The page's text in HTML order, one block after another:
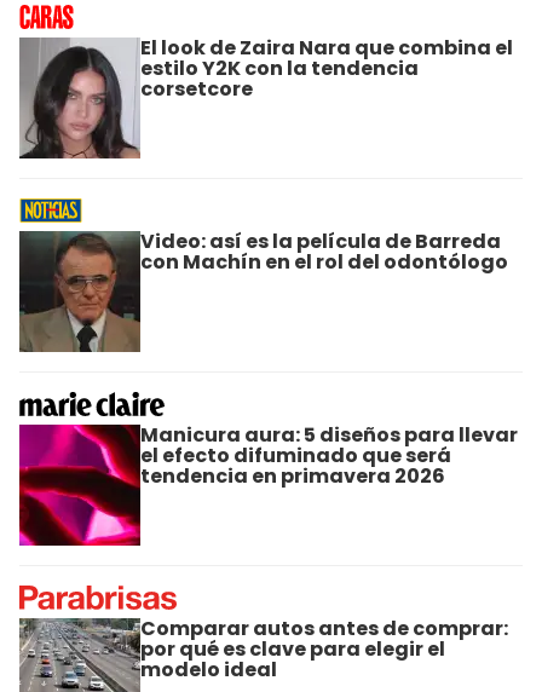
El look de Zaira Nara que combina el
estilo Y2K con la tendencia
corsetcore
Video: así es la película de Barreda
con Machín en el rol del odontólogo
Manicura aura: 5 diseños para llevar
el efecto difuminado que será
tendencia en primavera 2026
Comparar autos antes de comprar:
por qué es clave para elegir el
modelo ideal